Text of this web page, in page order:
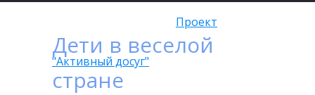
Проект
"Активный досуг"
Дети в веселой
стране